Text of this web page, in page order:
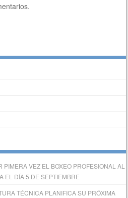
VEZ EL BOXEO PROFESIONAL AL
EL DÍA 5 DE SEPTIEMBRE
TÉCNICA PLANIFICA SU PRÓXIMA